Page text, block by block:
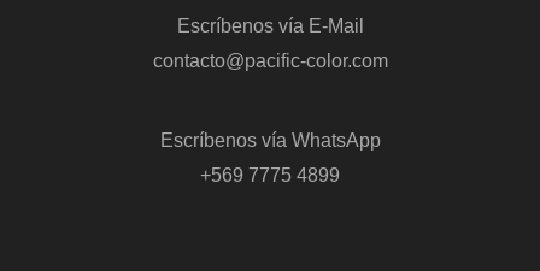
Escríbenos vía E-Mail
contacto@pacific-color.com
Escríbenos vía WhatsApp
+569 7775 4899